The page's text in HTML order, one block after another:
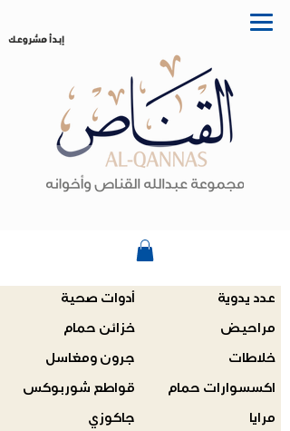
إبدأ مشروعك
أدوات صحية
خزائن حمام
جرون ومغاسل
قواطع شوربوكس
جاكوزي
عدد يدوية
مراحيض
خلاطات
اكسسوارات حمام
مرايا